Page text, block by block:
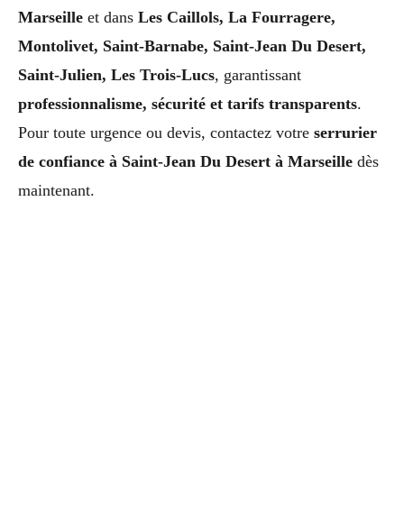
Marseille et dans Les Caillols, La Fourragere,
Montolivet, Saint-Barnabe, Saint-Jean Du Desert,
Saint-Julien, Les Trois-Lucs, garantissant
professionnalisme, sécurité et tarifs transparents.
Pour toute urgence ou devis, contactez votre serrurier
de confiance à Saint-Jean Du Desert à Marseille dès
maintenant.